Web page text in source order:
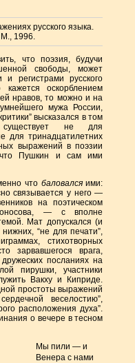
русского языка.
М., 1996.
что поэзия, будучи
свободы, может
и регистрами русского
оскорблением
нравов, то можно и на
мужа России,
высказался в том
не для
для тринадцатилетних
выражений в поэзии
что Пушкин и сам ими
что баловалсяими:
связывается у него —
на поэтическом
— с вполне
Мат допускался (и
“не для печати”,
стихотворных
зарвавшегося врага,
посланиях на
пирушки, участники
Вакху и Киприде.
простоты выражений
веселостию”,
расположения духа”.
о вечере в тесном
Мы пили — и
Венера с нами